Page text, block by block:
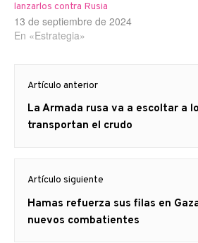
lanzarlos contra Rusia
13 de septiembre de 2024
En «Estrategia»
de
entradas
Artículo anterior
Artículo
anterior
La Armada rusa va a escoltar a
transportan el crudo
Artículo siguiente
Artículo
siguiente:
Hamas refuerza sus filas en
nuevos combatientes